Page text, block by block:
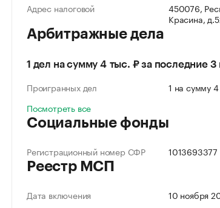
Адрес налоговой
450076,
Красина,
Арбитражные дела
1 дел на сумму 4 тыс. ₽ за последние 3
Проигранных дел
1 на сумму
Посмотреть все
Социальные фонды
Регистрационный номер СФР 1013693377
Реестр МСП
Дата включения
10 ноября